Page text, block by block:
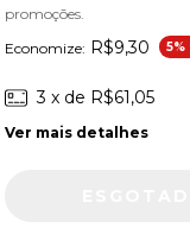
promoções.
Economize: R$9,30 5%
3 x de R$61,05
Ver mais detalhes